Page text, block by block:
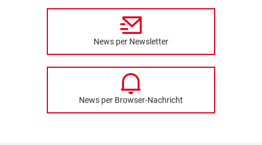
News per Newsletter
News per Browser-Nachricht